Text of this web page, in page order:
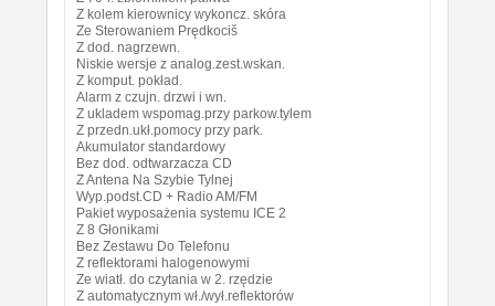
Z kolem kierownicy wykoncz. skóra
Ze Sterowaniem Prędkociš
Z dod. nagrzewn.
Niskie wersje z analog.zest.wskan.
Z komput. pokład.
Alarm z czujn. drzwi i wn.
Z ukladem wspomag.przy parkow.tylem
Z przedn.ukł.pomocy przy park.
Akumulator standardowy
Bez dod. odtwarzacza CD
Z Antena Na Szybie Tylnej
Wyp.podst.CD + Radio AM/FM
Pakiet wyposażenia systemu ICE 2
Z 8 Głonikami
Bez Zestawu Do Telefonu
Z reflektorami halogenowymi
Ze wiatł. do czytania w 2. rzędzie
Z automatycznym wł./wył.reflektorów